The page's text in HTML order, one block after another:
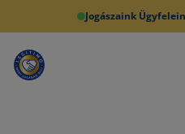
Jogászaink